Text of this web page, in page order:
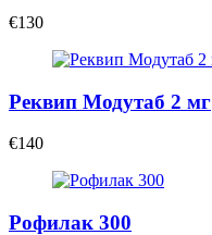
€130
Реквип Модутаб 2 мг
€140
Рофилак 300